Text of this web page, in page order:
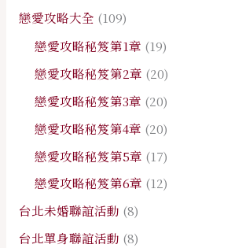
戀愛攻略大全 (109)
戀愛攻略秘笈第1章 (19)
戀愛攻略秘笈第2章 (20)
戀愛攻略秘笈第3章 (20)
戀愛攻略秘笈第4章 (20)
戀愛攻略秘笈第5章 (17)
戀愛攻略秘笈第6章 (12)
台北未婚聯誼活動 (8)
台北單身聯誼活動 (8)